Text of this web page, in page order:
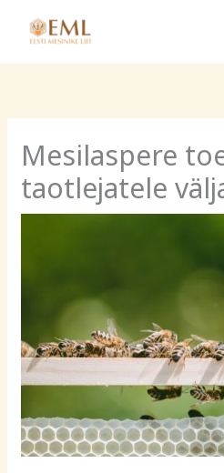
Mesilaspere
taotlejatele